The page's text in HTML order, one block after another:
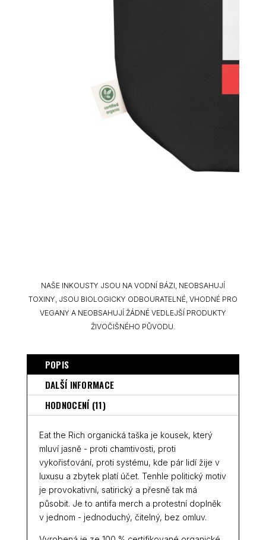
NAŠE INKOUSTY JSOU NA VODNÍ BÁZI, NEOBSAHUJÍ
TOXINY, JSOU BIOLOGICKY ODBOURATELNÉ, VHODNÉ PRO
VEGANY A NEOBSAHUJÍ ŽÁDNÉ VEDLEJŠÍ PRODUKTY
ŽIVOČIŠNÉHO PŮVODU.
POPIS
DALŠÍ INFORMACE
HODNOCENÍ (11)
Eat the Rich organická taška je kousek, který
mluví jasně - proti chamtivosti, proti
vykořisťování, proti systému, kde pár lidí žije v
luxusu a zbytek platí účet. Tenhle politický motiv
je provokativní, satirický a přesně tak má
působit. Je to antifa merch a protestní doplněk
v jednom - jednoduchý, čitelný, bez omluv.